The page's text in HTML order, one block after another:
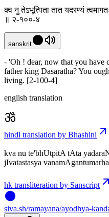
क्व नु तेऽभूत्पिता तात यदरण्यं
॥ २-१००-४
sanskrit
- 'Oh ! dear, now that you have
father king Dasaratha? You
living. [2-100-4]
english translation
hindi translation by Bhashini
kva nu te'bhUtpitA tAta
jIvatastasya
hk transliteration by Sanscript
siva.sh/ramayana/ayodhya-